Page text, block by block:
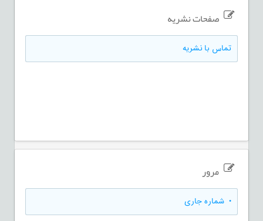
صفحات نشریه
تماس با نشریه
مرور
• شماره جاری